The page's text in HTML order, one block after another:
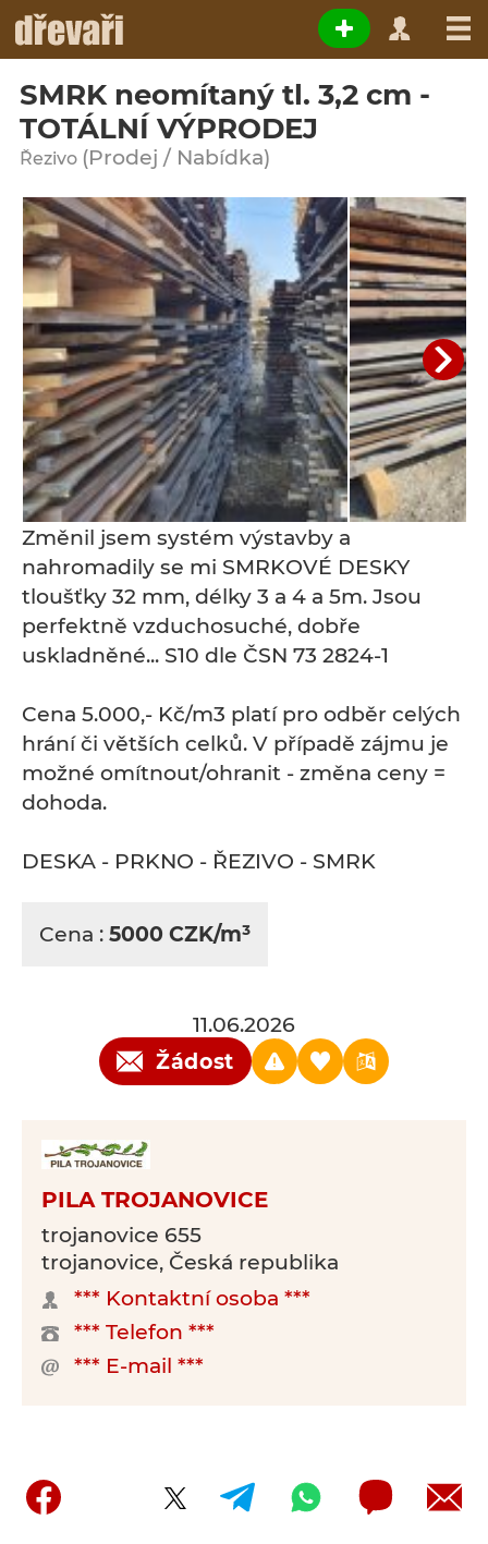
SMRK neomítaný tl. 3,2 cm -
TOTÁLNÍ VÝPRODEJ
Řezivo (Prodej / Nabídka)
Změnil jsem systém výstavby a
nahromadily se mi SMRKOVÉ DESKY
tloušťky 32 mm, délky 3 a 4 a 5m. Jsou
perfektně vzduchosuché, dobře
uskladněné... S10 dle ČSN 73 2824-1
Cena 5.000,- Kč/m3 platí pro odběr celých
hrání či větších celků. V případě zájmu je
možné omítnout/ohranit - změna ceny =
dohoda.
DESKA - PRKNO - ŘEZIVO - SMRK
Cena : 5000 CZK/m³
11.06.2026
Žádost
PILA TROJANOVICE
trojanovice 655
trojanovice, Česká republika
*** Kontaktní osoba ***
*** Telefon ***
*** E-mail ***